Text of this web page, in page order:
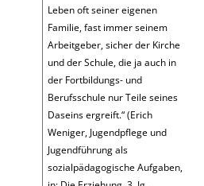
Leben oft seiner eigenen
Familie, fast immer seinem
Arbeitgeber, sicher der Kirche
und der Schule, die ja auch in
der Fortbildungs- und
Berufsschule nur Teile seines
Daseins ergreift.“(Erich
Weniger, Jugendpflege und
Jugendführung als
sozialpädagogische Aufgaben,